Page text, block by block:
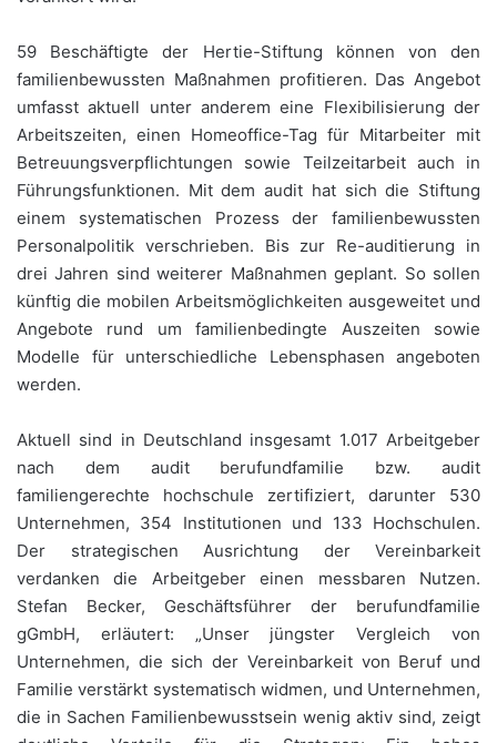
59 Beschäftigte der Hertie-Stiftung können von den
familienbewussten Maßnahmen profitieren. Das Angebot
umfasst aktuell unter anderem eine Flexibilisierung der
Arbeitszeiten, einen Homeoffice-Tag für Mitarbeiter mit
Betreuungsverpflichtungen sowie Teilzeitarbeit auch in
Führungsfunktionen. Mit dem audit hat sich die Stiftung
einem systematischen Prozess der familienbewussten
Personalpolitik verschrieben. Bis zur Re-auditierung in
drei Jahren sind weiterer Maßnahmen geplant. So sollen
künftig die mobilen Arbeitsmöglichkeiten ausgeweitet und
Angebote rund um familienbedingte Auszeiten sowie
Modelle für unterschiedliche Lebensphasen angeboten
werden.
Aktuell sind in Deutschland insgesamt 1.017 Arbeitgeber
nach dem audit berufundfamilie bzw. audit
familiengerechte hochschule zertifiziert, darunter 530
Unternehmen, 354 Institutionen und 133 Hochschulen.
Der strategischen Ausrichtung der Vereinbarkeit
verdanken die Arbeitgeber einen messbaren Nutzen.
Stefan Becker, Geschäftsführer der berufundfamilie
gGmbH, erläutert: „Unser jüngster Vergleich von
Unternehmen, die sich der Vereinbarkeit von Beruf und
Familie verstärkt systematisch widmen, und Unternehmen,
die in Sachen Familienbewusstsein wenig aktiv sind, zeigt